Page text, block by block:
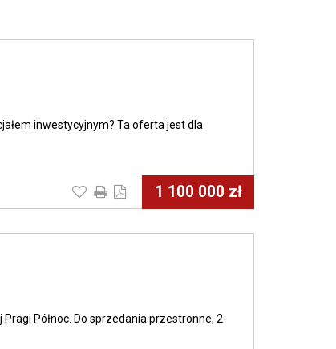
inwestycyjnym? Ta oferta jest dla
1 100 000 zł
Północ. Do sprzedania przestronne, 2-